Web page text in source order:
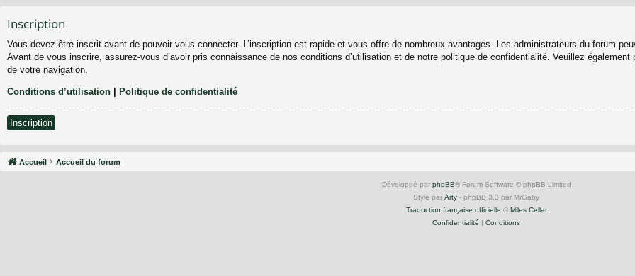
Inscription
Vous devez être inscrit avant de pouvoir vous connecter. L’inscription est rapide et vous offre de nombreux avantages. Les administrateurs du forum
Avant de vous inscrire, assurez-vous d’avoir pris connaissance de nos conditions d’utilisation et de notre politique de confidentialité. Veuillez
de votre navigation.
Conditions d’utilisation | Politique de confidentialité
Inscription
Accueil Accueil du forum
Développé par phpBB® Forum Software © phpBB Limited
Style par Arty - phpBB 3.3 par MrGaby
Traduction française officielle © Miles Cellar
Confidentialité | Conditions